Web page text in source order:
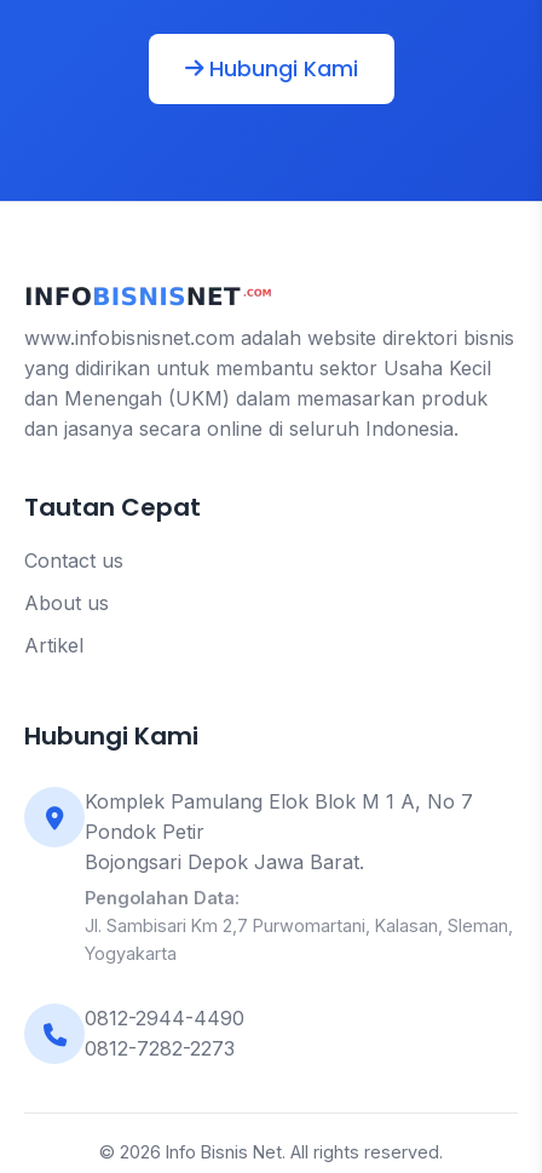
Hubungi Kami
www.infobisnisnet.com adalah website direktori bisnis
yang didirikan untuk membantu sektor Usaha Kecil
dan Menengah (UKM) dalam memasarkan produk
dan jasanya secara online di seluruh Indonesia.
Tautan Cepat
Contact us
About us
Artikel
Hubungi Kami
Komplek Pamulang Elok Blok M 1 A, No 7
Pondok Petir
Bojongsari Depok Jawa Barat.
Pengolahan Data:
Jl. Sambisari Km 2,7 Purwomartani, Kalasan, Sleman,
Yogyakarta
0812-2944-4490
0812-7282-2273
© 2026 Info Bisnis Net. All rights reserved.